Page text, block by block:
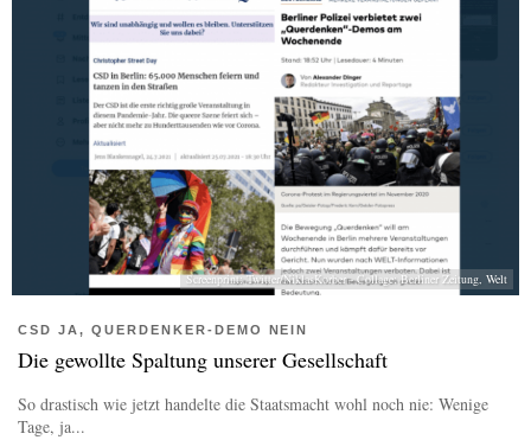
Screenprint: Twitter/NiklasKorber - Collage: Berliner Zeitung, Welt
CSD JA, QUERDENKER-DEMO NEIN
Die gewollte Spaltung unserer Gesellschaft
So drastisch wie jetzt handelte die Staatsmacht wohl noch nie: Wenige
Tage, ja...